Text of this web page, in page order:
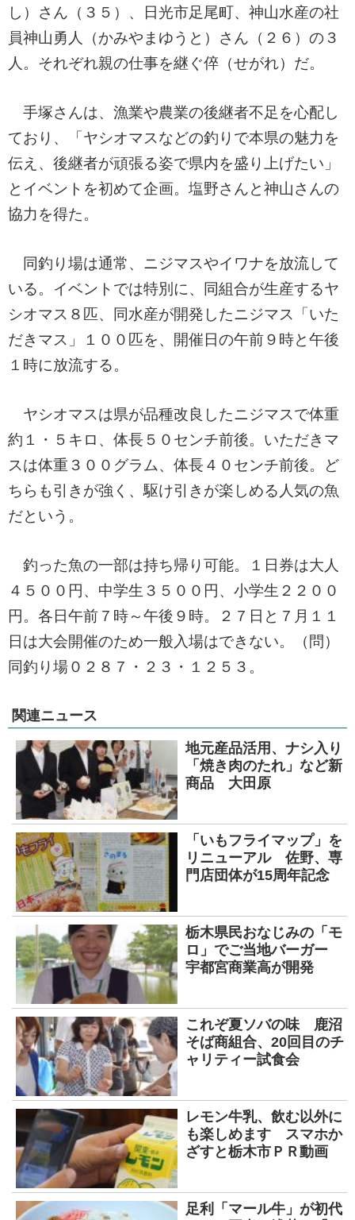
し）さん（３５）、日光市足尾町、神山水産の社
員神山勇人（かみやまゆうと）さん（２６）の３
人。それぞれ親の仕事を継ぐ倅（せがれ）だ。
手塚さんは、漁業や農業の後継者不足を心配し
ており、「ヤシオマスなどの釣りで本県の魅力を
伝え、後継者が頑張る姿で県内を盛り上げたい」
とイベントを初めて企画。塩野さんと神山さんの
協力を得た。
同釣り場は通常、ニジマスやイワナを放流して
いる。イベントでは特別に、同組合が生産するヤ
シオマス８匹、同水産が開発したニジマス「いた
だきマス」１００匹を、開催日の午前９時と午後
１時に放流する。
ヤシオマスは県が品種改良したニジマスで体重
約１・５キロ、体長５０センチ前後。いただきマ
スは体重３００グラム、体長４０センチ前後。ど
ちらも引きが強く、駆け引きが楽しめる人気の魚
だという。
釣った魚の一部は持ち帰り可能。１日券は大人
４５００円、中学生３５００円、小学生２２００
円。各日午前７時～午後９時。２７日と７月１１
日は大会開催のため一般入場はできない。（問）
同釣り場０２８７・２３・１２５３。
関連ニュース
地元産品活用、ナシ入り
「焼き肉のたれ」など新
商品 大田原
「いもフライマップ」を
リニューアル 佐野、専
門店団体が15周年記念
栃木県民おなじみの「モ
ロ」でご当地バーガー
宇都宮商業高が開発
これぞ夏ソバの味 鹿沼
そば商組合、20回目のチ
ャリティー試食会
レモン牛乳、飲む以外に
も楽しめます スマホか
ざすと栃木市ＰＲ動画
足利「マール牛」が初代